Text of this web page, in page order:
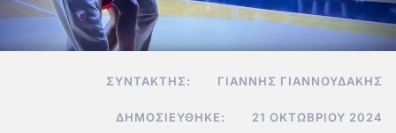
ΣΥΝΤΆΚΤΗΣ: ΓΙΆΝΝΗΣ ΓΙΑΝΝΟΥΔΆΚΗΣ
ΔΗΜΟΣΙΕΎΘΗΚΕ: 21 ΟΚΤΩΒΡΊΟΥ 2024